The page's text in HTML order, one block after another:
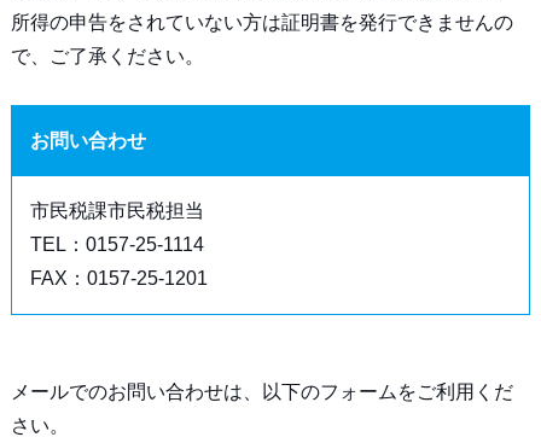
所得の申告をされていない方は証明書を発行できませんの
で、ご了承ください。
お問い合わせ
市民税課市民税担当
TEL：0157-25-1114
FAX：0157-25-1201
メールでのお問い合わせは、以下のフォームをご利用くだ
さい。